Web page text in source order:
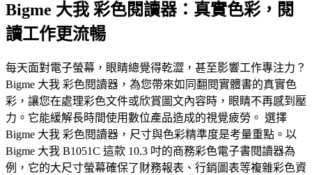
Bigme 大我 彩色閱讀器：真實色彩，閱
讀工作更流暢
每天面對電子螢幕，眼睛總覺得乾澀，甚至影響工作專注力？
Bigme 大我 彩色閱讀器，為您帶來如同翻閱實體書的真實色
彩，讓您在處理彩色文件或欣賞圖文內容時，眼睛不再感到壓
力。它能緩解長時間使用數位產品造成的視覺疲勞。 選擇
Bigme 大我 彩色閱讀器，尺寸與色彩精準度是考量重點。以
Bigme 大我 B1051C 這款 10.3 吋的商務彩色電子書閱讀器為
例，它的大尺寸螢幕確保了財務報表、行銷圖表等複雜彩色資